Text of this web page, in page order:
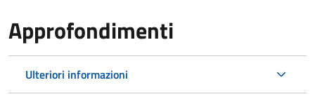
Approfondimenti
Ulteriori informazioni